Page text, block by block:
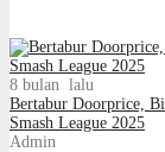
8 bulan lalu
Bertabur Doorprice,
Smash League 2025
Admin